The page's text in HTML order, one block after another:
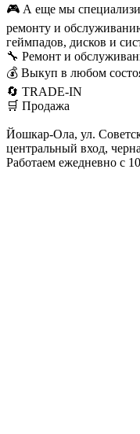
🎮 А еще мы
ремонту и
геймпадов, дисков и
🔧 Ремонт и
💰 Выкуп в любом
🔄 TRADE-IN
🛒 Продажа
Йошкар-Ола, ул.
центральный вход,
Работаем ежедневно с